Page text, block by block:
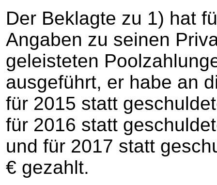
Der Beklagte zu 1) hat
Angaben zu seinen
geleisteten
ausgeführt, er habe an
für 2015 statt
für 2016 statt
und für 2017 statt
€ gezahlt.